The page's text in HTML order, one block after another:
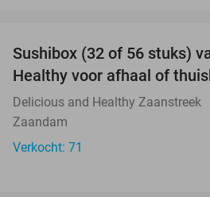
Sushibox (32 of 56 stuks)
Healthy voor afhaal of
Delicious and Healthy Zaanstreek
Zaandam
Verkocht: 71